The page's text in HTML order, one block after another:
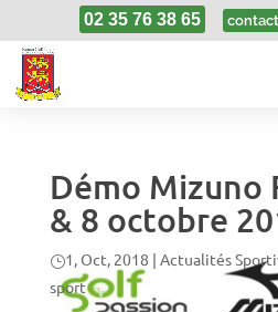
02 35 76 38 65
Démo Mizuno
& 8 octobre
1, Oct, 2018 | Actualités
sport